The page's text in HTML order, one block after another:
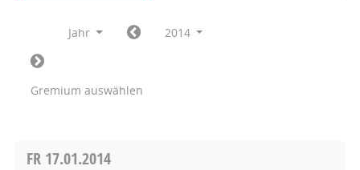
Jahr 2014
Gremium auswählen
FR 17.01.2014